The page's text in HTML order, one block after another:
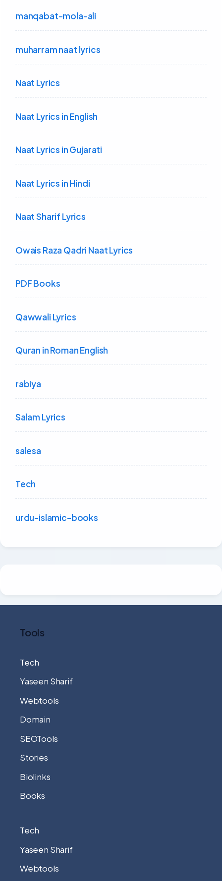
manqabat-mola-ali
muharram naat lyrics
Naat Lyrics
Naat Lyrics in English
Naat Lyrics in Gujarati
Naat Lyrics in Hindi
Naat Sharif Lyrics
Owais Raza Qadri Naat Lyrics
PDF Books
Qawwali Lyrics
Quran in Roman English
rabiya
Salam Lyrics
salesa
Tech
urdu-islamic-books
Tools
Tech
Yaseen Sharif
Webtools
Domain
SEOTools
Stories
Biolinks
Books
Tech
Yaseen Sharif
Webtools